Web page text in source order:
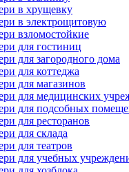
в хрущевку
в электрощитовую
взломостойкие
для гостиниц
для загородного дома
для коттеджа
для магазинов
для медицинских
для подсобных
для ресторанов
для склада
для театров
для учебных